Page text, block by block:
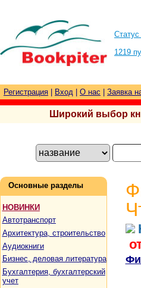
Статус
1219
Регистрация Вход О нас Заявка
Широкий выбор
Основные разделы
НОВИНКИ
Автотранспорт
Архитектура, строительство
Аудиокниги
Бизнес, деловая литература
Бухгалтерия, бухгалтерский
учет